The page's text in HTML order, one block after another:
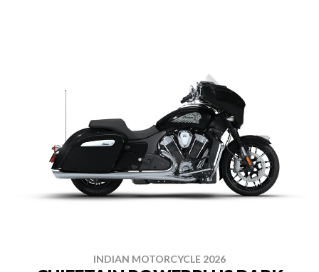
INDIAN MOTORCYCLE 2026